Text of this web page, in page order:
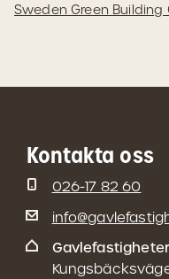
Sweden Green Building
Kontakta oss
026-17 82 60